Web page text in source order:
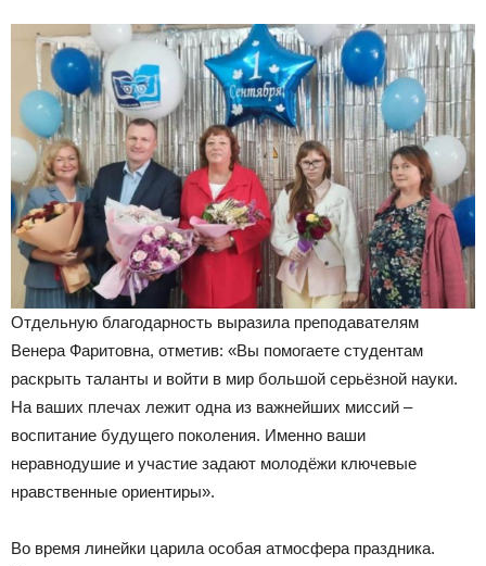
Отдельную благодарность выразила преподавателям
Венера Фаритовна, отметив: «Вы помогаете студентам
раскрыть таланты и войти в мир большой серьёзной науки.
На ваших плечах лежит одна из важнейших миссий –
воспитание будущего поколения. Именно ваши
неравнодушие и участие задают молодёжи ключевые
нравственные ориентиры».
Во время линейки царила особая атмосфера праздника.